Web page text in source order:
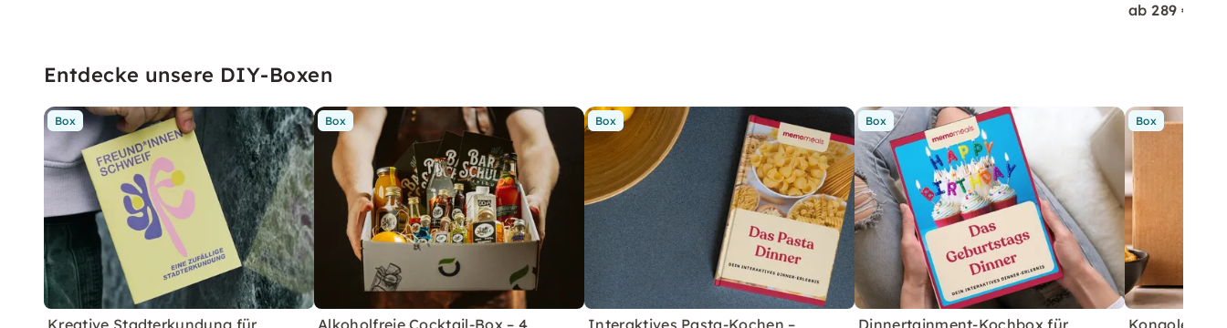
ab 289 €
Entdecke unsere DIY-Boxen
Box
Kreative Stadterkundung für
Box
Alkoholfreie Cocktail-Box – 4
Box
Interaktives Pasta-Kochen –
Box
Dinnertainment-Kochbox für
Box